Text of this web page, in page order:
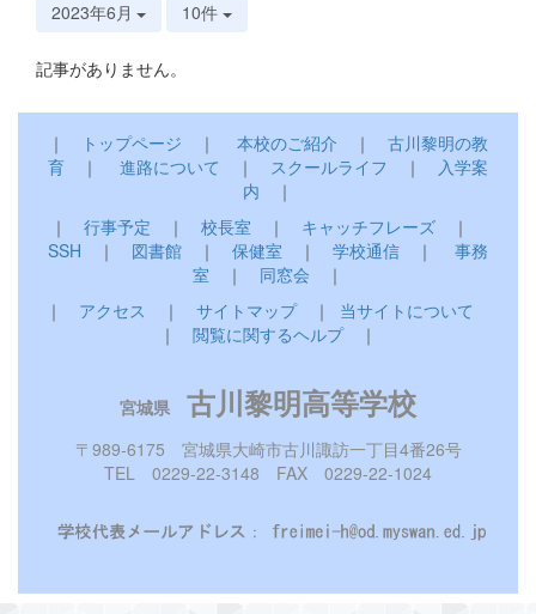
2023年6月 10件
記事がありません。
｜ トップページ ｜ 本校のご紹介 ｜ 古川黎明の教
育 ｜ 進路について ｜ スクールライフ ｜ 入学案
内 ｜
｜ 行事予定 ｜ 校長室 ｜ キャッチフレーズ ｜
SSH ｜ 図書館 ｜ 保健室 ｜ 学校通信 ｜ 事務
室 ｜ 同窓会 ｜
｜ アクセス ｜ サイトマップ｜ 当サイトについて
｜ 閲覧に関するヘルプ｜
宮城県 古川黎明高等学校
〒989-6175 宮城県大崎市古川諏訪一丁目4番26号
TEL 0229-22-3148 FAX 0229-22-1024